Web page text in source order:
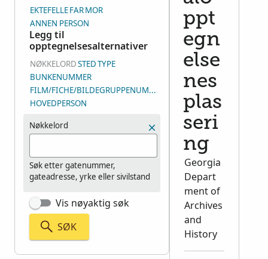
EKTEFELLEFARMOR
ANNEN PERSON
Legg til
opptegnelsesalternativer
NØKKELORDSTEDTYPE
BUNKENUMMER
FILM/FICHE/BILDEGRUPPENUMMER (DGS)
HOVEDPERSON
Nøkkelord
Søk etter gatenummer,
gateadresse, yrke eller sivilstand
Vis nøyaktig søk
SØK
ppt
egn
else
nes
plas
seri
ng
Georgia
Depart
ment of
Archives
and
History